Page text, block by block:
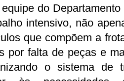
do Departamento
intensivo, não
que compõem a
por falta de peças e
o sistema de